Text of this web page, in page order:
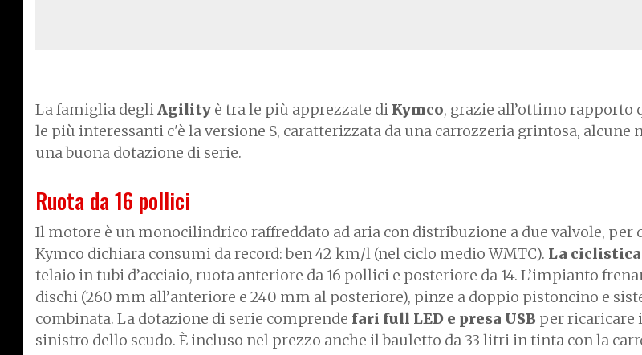
La famiglia degliAgility è tra le più apprezzate di Kymco, grazie all’ottimo rapporto
le più interessanti c'è la versione S, caratterizzata da una carrozzeria grintosa, alcune
una buona dotazione di serie.
Ruota da 16 pollici
Il motore è un monocilindrico raffreddato ad aria con distribuzione a due valvole, per
Kymco dichiara consumi da record: ben 42 km/l (nel ciclo medio WMTC). La
telaio in tubi d’acciaio, ruota anteriore da 16 pollici e posteriore da 14. L’impianto
dischi (260 mm all’anteriore e 240 mm al posteriore), pinze a doppio pistoncino e
combinata. La dotazione di serie comprende fari full LED e presa USB per ricaricare
sinistro dello scudo. È incluso nel prezzo anche il bauletto da 33 litri in tinta con la